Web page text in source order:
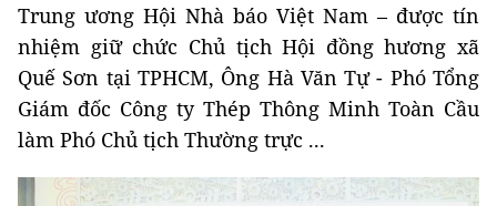
Trung ương Hội Nhà báo Việt Nam – được tín
nhiệm giữ chức Chủ tịch Hội đồng hương xã
Quế Sơn tại TPHCM, Ông Hà Văn Tự - Phó Tổng
Giám đốc Công ty Thép Thông Minh Toàn Cầu
làm Phó Chủ tịch Thường trực ...